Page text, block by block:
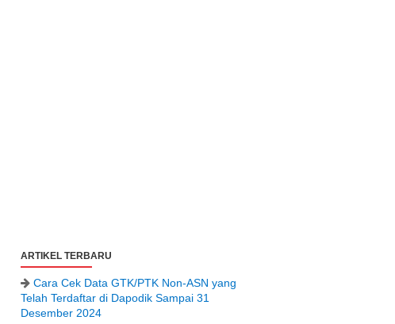
ARTIKEL TERBARU
Cara Cek Data GTK/PTK Non-ASN yang
Telah Terdaftar di Dapodik Sampai 31
Desember 2024